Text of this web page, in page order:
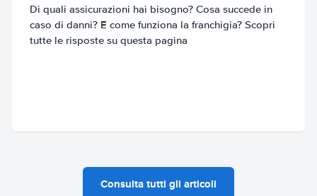
Di quali assicurazioni hai bisogno? Cosa succede in
caso di danni? E come funziona la franchigia? Scopri
tutte le risposte su questa pagina
Consulta tutti gli articoli